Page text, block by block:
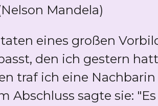
Mandela)
eines großen
den ich gestern
traf ich eine
Abschluss sagte sie: